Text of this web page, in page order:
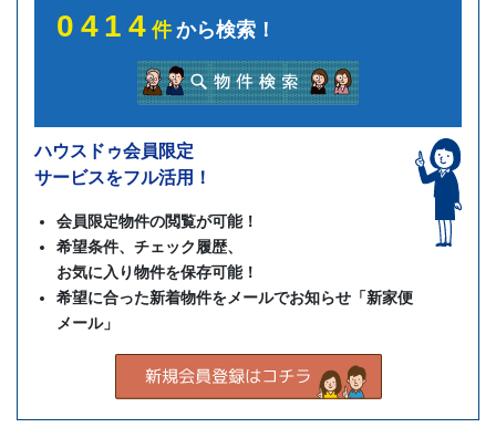
0414件から検索！
ハウスドゥ会員限定
サービスをフル活用！
会員限定物件の閲覧が可能！
希望条件、チェック履歴、
お気に入り物件を保存可能！
希望に合った新着物件をメールでお知らせ「新家便
メール」